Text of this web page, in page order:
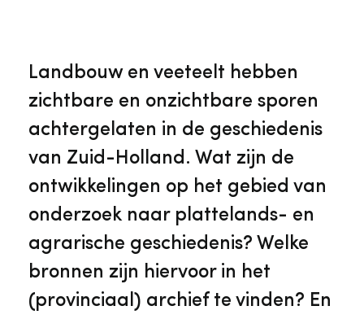
Collectiebeheer
Geschiedenis van Zuid-Holland
Ervenconsulent
Bekijk alle diensten
Over de Monumentenwacht
Voorpagina Monumentenwacht
Tarieven
Algemene voorwaarden
Bekijk meer over ons
Landbouw en veeteelt hebben
zichtbare en onzichtbare sporen
achtergelaten in de geschiedenis
van Zuid-Holland. Wat zijn de
ontwikkelingen op het gebied van
onderzoek naar plattelands- en
agrarische geschiedenis? Welke
bronnen zijn hiervoor in het
(provinciaal) archief te vinden? En